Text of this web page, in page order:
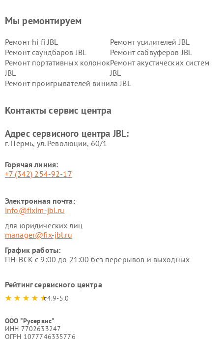
Мы ремонтируем
Ремонт hi fi JBL
Ремонт усилителей JBL
Ремонт саундбаров JBL
Ремонт сабвуферов JBL
Ремонт портативных колонок
JBL
Ремонт акустических систем
JBL
Ремонт проигрывателей винила JBL
Контакты сервис центра
Адрес сервисного центра JBL:
г. Пермь, ул. ​Революции, 60/1
Горячая линия:
+7 (342) 254-92-17
Электронная почта:
info@fixim-jbl.ru
для юридических лиц
manager@fix-jbl.ru
График работы:
ПН-ВСК с 9:00 до 21:00 без перерывов и выходных
Рейтинг сервисного центра
4.9-5.0
ООО "Русервис"
ИНН 7702633247
ОГРН 1077746335776